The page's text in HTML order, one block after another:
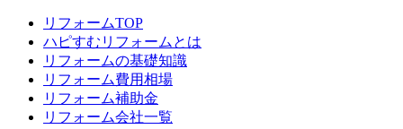
リフォームTOP
ハピすむリフォームとは
リフォームの基礎知識
リフォーム費用相場
リフォーム補助金
リフォーム会社一覧